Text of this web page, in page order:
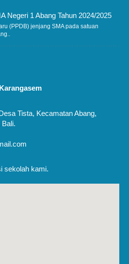
Negeri 1 Abang Tahun 2024/2025
(PPDB) jenjang SMA pada satuan
Tista, Kecamatan Abang,
sekolah kami.